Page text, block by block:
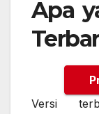
Apa
Versi